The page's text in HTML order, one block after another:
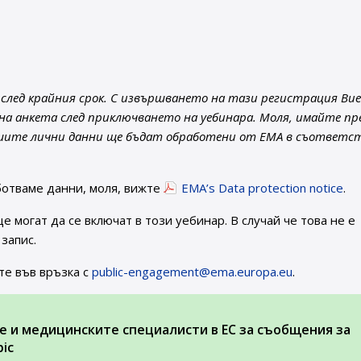
крайния срок. С извършването на тази регистрация
анкета след приключването на уебинара. Моля, имайте
лични данни ще бъдат обработени от EMA в
данни, моля, вижте EMA’s Data protection notice.
да се включат в този уебинар. В случай че това не е
във връзка с public-engagement@ema.europa.eu.
и медицинските специалисти в ЕС за съобщения за